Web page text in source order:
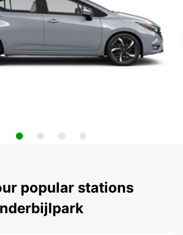
popular stations